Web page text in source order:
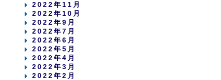
2022年11月
2022年10月
2022年9月
2022年7月
2022年6月
2022年5月
2022年4月
2022年3月
2022年2月